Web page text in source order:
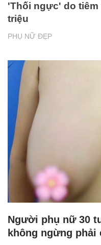
PHỤ NỮ ĐẸP
'Thối ngực' do
triệu
Người phụ nữ 30
không ngừng phải